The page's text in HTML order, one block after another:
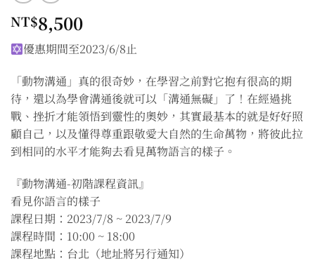
NT$8,500
優惠期間至2023/6/8止
「動物溝通」真的很奇妙，在學習之前對它抱有很高的期
待，還以為學會溝通後就可以「溝通無礙」了！在經過挑
戰、挫折才能領悟到靈性的奧妙，其實最基本的就是好好照
顧自己，以及懂得尊重跟敬愛大自然的生命萬物，將彼此拉
到相同的水平才能夠去看見萬物語言的樣子。
『動物溝通-初階課程資訊』
看見你語言的樣子
課程日期：2023/7/8 ~ 2023/7/9
課程時間：10:00 ~ 18:00
課程地點：台北（地址將另行通知）